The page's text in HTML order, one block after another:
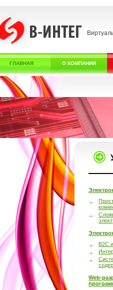
ГЛАВНАЯ О КОМПАНИИ
B2C
Web-